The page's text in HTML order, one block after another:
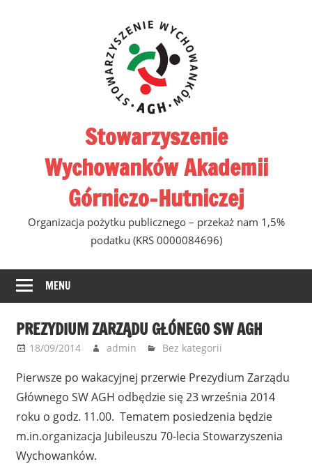
Stowarzyszenie
Wychowanków Akademii
Górniczo-Hutniczej
Organizacja pożytku publicznego – przekaż nam 1,5%
podatku (KRS 0000084696)
MENU
PREZYDIUM ZARZĄDU GŁÓNEGO SW AGH
18/09/2014 admin Bez kategorii
Pierwsze po wakacyjnej przerwie Prezydium Zarządu
Głównego SW AGH odbędzie się 23 września 2014
roku o godz. 11.00. Tematem posiedzenia będzie
m.in.organizacja Jubileuszu 70-lecia Stowarzyszenia
Wychowanków.